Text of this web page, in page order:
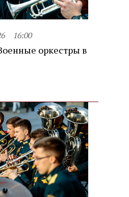
16:00
оркестры в